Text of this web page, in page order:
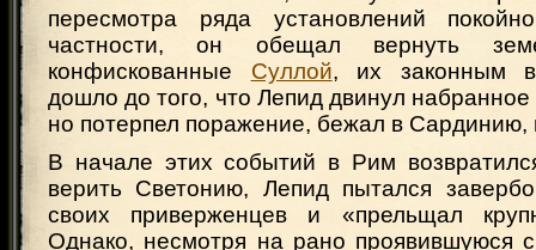
пересмотра ряда установлений
частности, он обещал вернуть
конфискованные Суллой, их законным
дошло до того, что Лепид двинул
но потерпел поражение, бежал в Сардинию,
В начале этих событий в Рим
верить Светонию, Лепид пытался
своих приверженцев и «прельщал
Однако, несмотря на рано проявившуюся